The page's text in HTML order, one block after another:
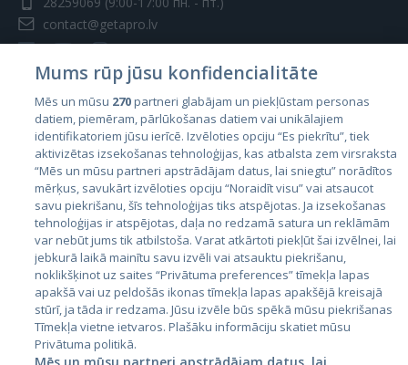
contact@getapro.lv
Страны
Эстония
Латвия
Литва
Mums rūp jūsu konfidencialitāte
Mēs un mūsu 270partneri glabājam un piekļūstam personas
datiem, piemēram, pārlūkošanas datiem vai unikālajiem
identifikatoriem jūsu ierīcē. Izvēloties opciju “Es piekrītu”, tiek
aktivizētas izsekošanas tehnoloģijas, kas atbalsta zem virsraksta
“Mēs un mūsu partneri apstrādājam datus, lai sniegtu” norādītos
mērķus, savukārt izvēloties opciju “Noraidīt visu” vai atsaucot
savu piekrišanu, šīs tehnoloģijas tiks atspējotas. Ja izsekošanas
tehnoloģijas ir atspējotas, daļa no redzamā satura un reklāmām
var nebūt jums tik atbilstoša. Varat atkārtoti piekļūt šai izvēlnei, lai
jebkurā laikā mainītu savu izvēli vai atsauktu piekrišanu,
noklikšķinot uz saites “Privātuma preferences” tīmekļa lapas
apakšā vai uz peldošās ikonas tīmekļa lapas apakšējā kreisajā
stūrī, ja tāda ir redzama. Jūsu izvēle būs spēkā mūsu piekrišanas
Tīmekļa vietne ietvaros. Plašāku informāciju skatiet mūsu
Privātuma politikā.